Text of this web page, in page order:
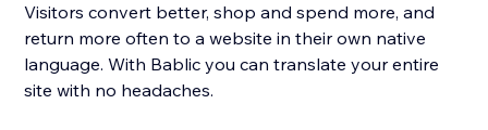
Visitors convert better, shop and spend more, and
return more often to a website in their own native
language. With Bablic you can translate your entire
site with no headaches.